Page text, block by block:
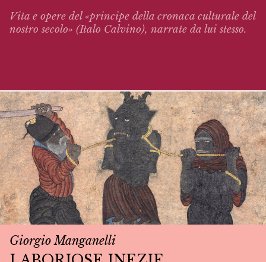
Vita e opere del «principe della cronaca culturale del
nostro secolo» (Italo Calvino), narrate da lui stesso.
Giorgio Manganelli